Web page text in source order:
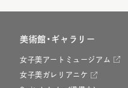
美術館・ギャラリー
女子美アートミュージアム
女子美ガレリアニケ